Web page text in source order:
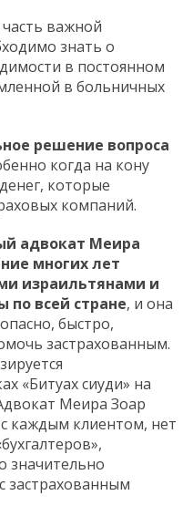
важной
знать о
в постоянном
в больничных
решение вопроса
когда на кону
которые
компаний.
адвокат Меира
многих лет
израильтянами и
по всей стране, и она
быстро,
застрахованным.
«Битуах сиуди» на
Меира Зоар
каждым клиентом, нет
значительно
застрахованным